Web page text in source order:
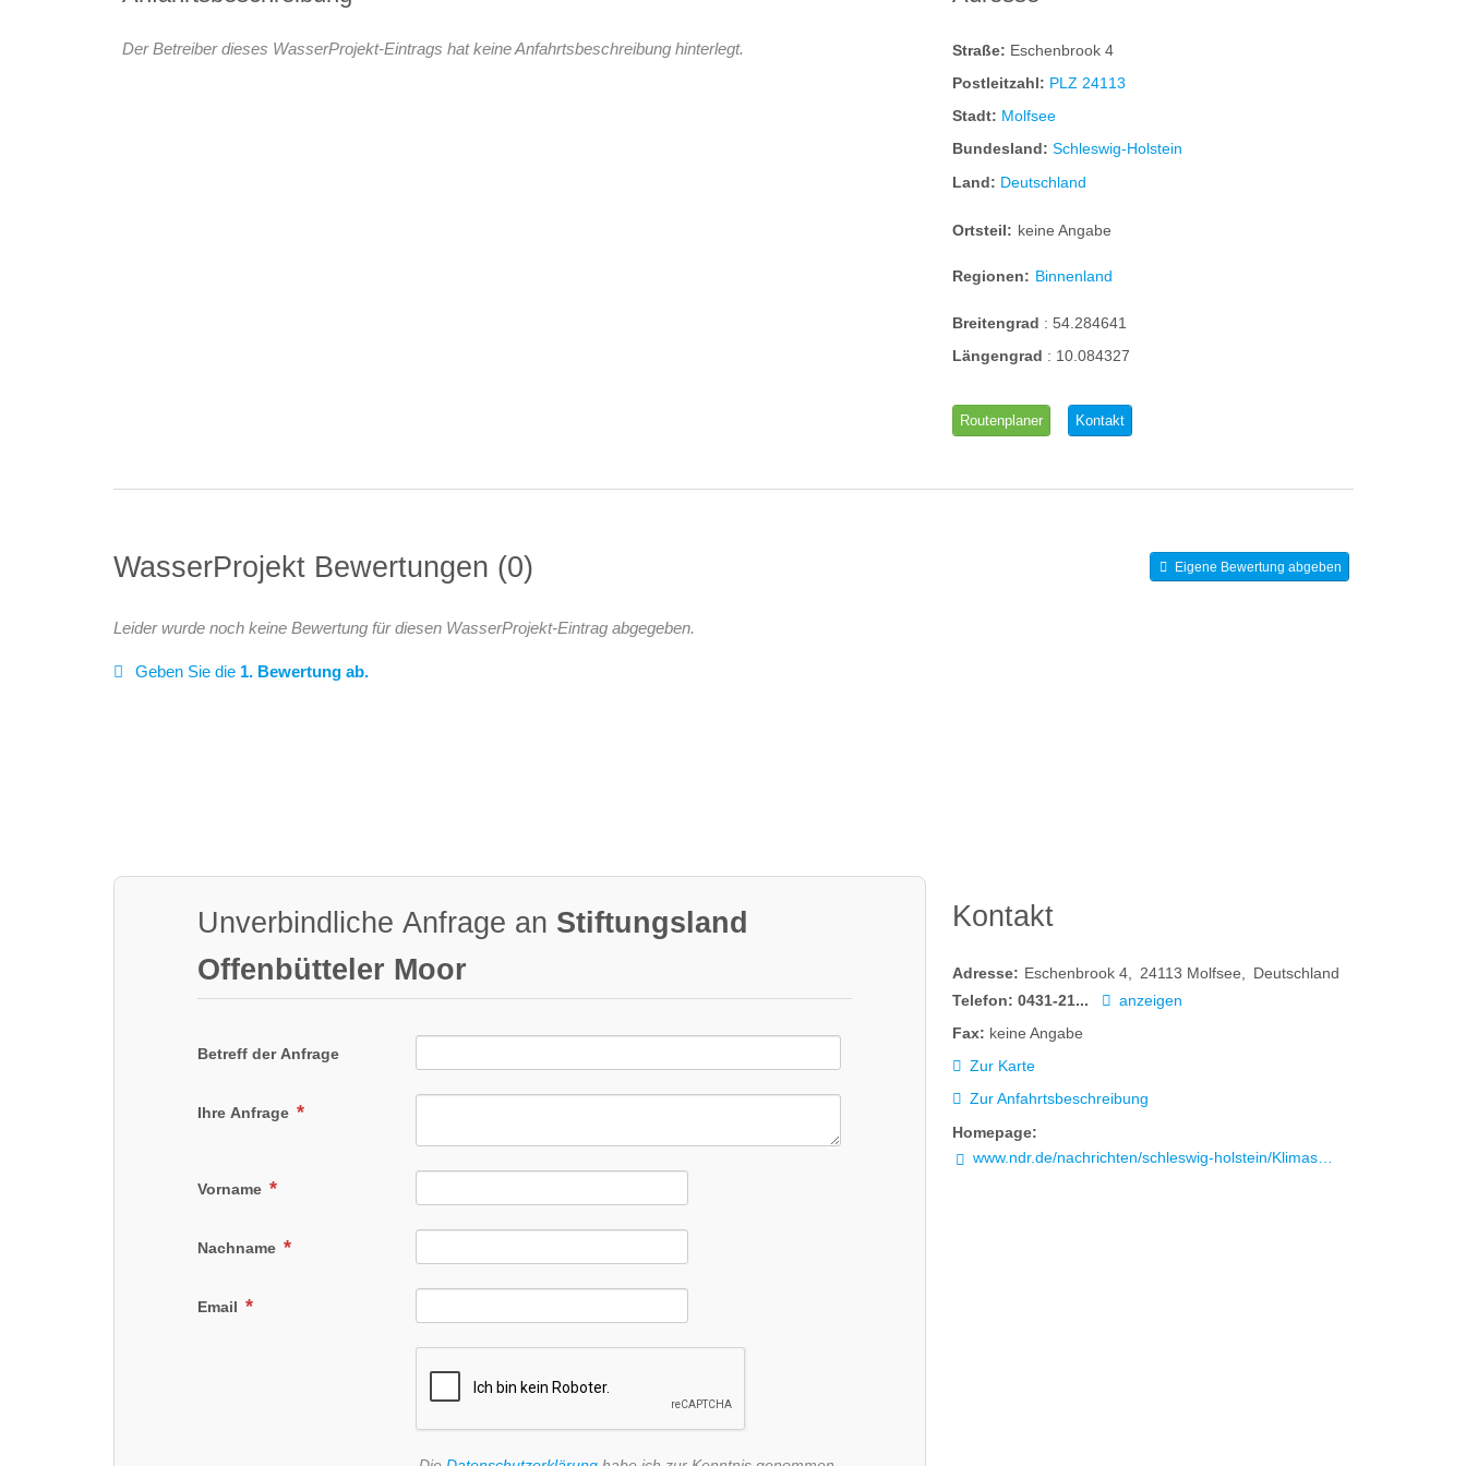
Der Betreiber dieses WasserProjekt-Eintrags hat keine Anfahrtsbeschreibung hinterlegt. Straße: Eschenbrook 4
Postleitzahl: PLZ 24113
Stadt: Molfsee
Bundesland:Schleswig-Holstein
Land: Deutschland
Ortsteil: keine Angabe
Regionen: Binnenland
Breitengrad :54.284641
Längengrad : 10.084327
Routenplaner Kontakt
WasserProjekt Bewertungen 0 Eigene Bewertung abgeben
Leider wurde noch keine Bewertung für diesen WasserProjekt-Eintrag abgegeben.
Geben Sie die 1. Bewertung ab.
Unverbindliche Anfrage an Stiftungsland
Offenbütteler Moor
Betreff der Anfrage
Ihre Anfrage
Vorname
Nachname
Email
Kontakt
Adresse: Eschenbrook 4 24113 Molfsee
Deutschland
Telefon: 0431-21...
anzeigen
Fax: keine Angabe
Zur Karte
Zur Anfahrtsbeschreibung
Homepage:
www.ndr.de/nachrichten/schleswig-holstein/Klimaschutz-mit-Torfmoos-Junger-Forscher-aus-SH-innovative-Idee,torfmoos148.html#:~:text=Erster%20Feldversuch%20im%20Kreis%20Dithmarschen&text=Gemeinsam%20mit%20der%20Stiftung%20Naturschutz,anderen%20Hochmooren%20eingesetzt%20zu%20werden.